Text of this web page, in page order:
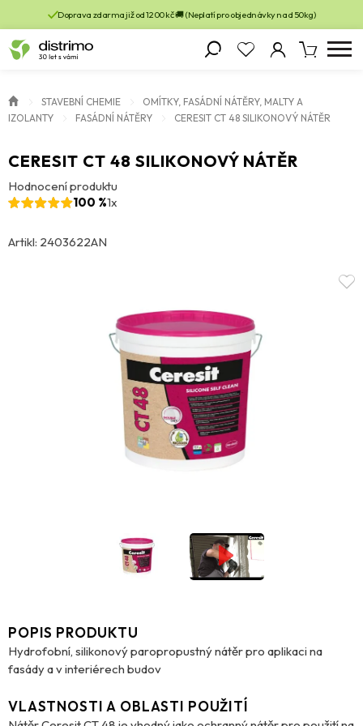
Doprava zdarma již od 1200 kč 🚚 (Neplatí pro objednávky nad 50kg)
STAVEBNÍ CHEMIE
OMÍTKY, FASÁDNÍ NÁTĚRY, MALTY A
IZOLANTY
FASÁDNÍ NÁTĚRY CERESIT CT 48 SILIKONOVÝ NÁTĚR
CERESIT CT 48 SILIKONOVÝ NÁTĚR
Hodnocení produktu
100 %1x
Artikl: 2403622AN
POPIS PRODUKTU
Hydrofobní, silikonový paropropustný nátěr pro aplikaci na
fasády a v interiérech budov
VLASTNOSTI A OBLASTI POUŽITÍ